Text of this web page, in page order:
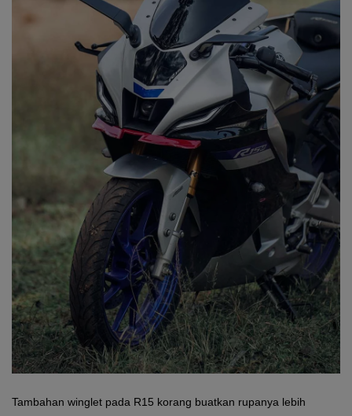
Tambahan winglet pada R15 korang buatkan rupanya lebih